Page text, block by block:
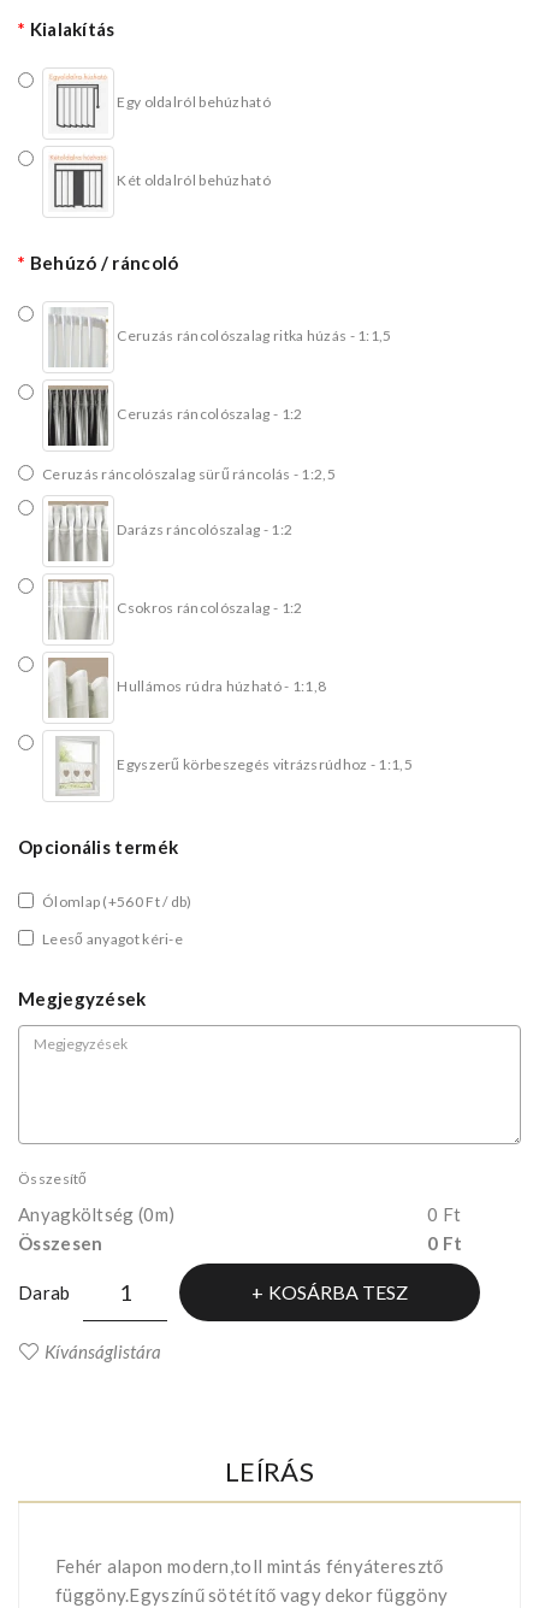
Kialakítás
Egy oldalról behúzható
Két oldalról behúzható
Behúzó / ráncoló
Ceruzás ráncolószalag ritka húzás - 1:1,5
Ceruzás ráncolószalag - 1:2
Ceruzás ráncolószalag sürű ráncolás - 1:2,5
Darázs ráncolószalag - 1:2
Csokros ráncolószalag - 1:2
Hullámos rúdra húzható - 1:1,8
Egyszerű körbeszegés vitrázsrúdhoz - 1:1,5
Opcionális termék
Ólomlap (+560 Ft / db)
Leeső anyagot kéri-e
Megjegyzések
Összesítő
Anyagköltség (0m)
0 Ft
Összesen
0 Ft
Darab KOSÁRBA TESZ
Kívánságlistára
LEÍRÁS
Fehér alapon modern,toll mintás fényáteresztő
függöny.Egyszínű sötétítő vagy dekor függöny